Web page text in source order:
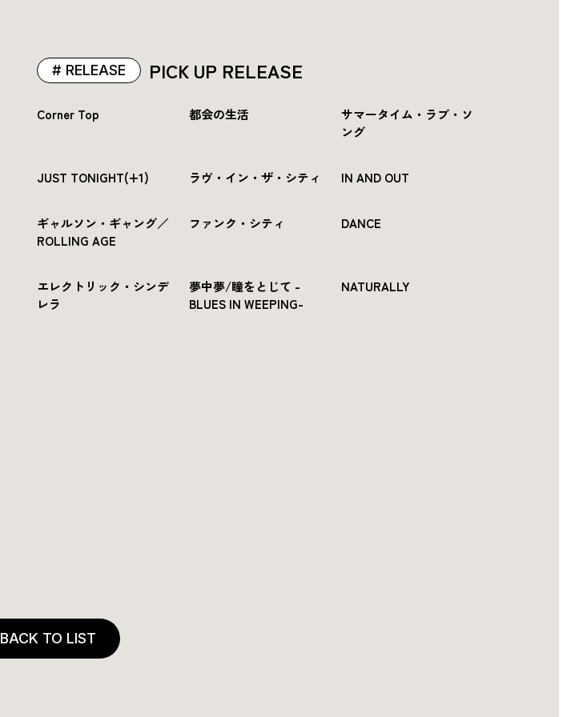
PICK UP RELEASE
RELEASE
Corner Top 都会の生活
サマータイム・ラブ・ソ
ング
JUST TONIGHT(+1) ラヴ・イン・ザ・シティ IN AND OUT
ギャルソン・ギャング／
ROLLING AGE
ファンク・シティ DANCE
エレクトリック・シンデ
レラ
夢中夢/瞳をとじて -
BLUES IN WEEPING-
NATURALLY
BACK TO LIST